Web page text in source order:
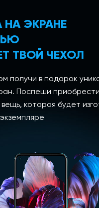
НА ЭКРАНЕ
ТВОЙ ЧЕХОЛ
получи в подарок
Поспеши приобрести
которая будет